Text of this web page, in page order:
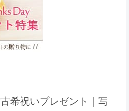
古希祝いプレゼント｜写